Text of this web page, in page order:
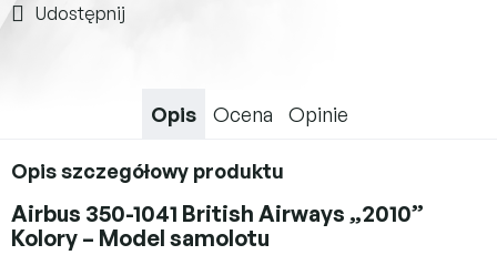
Udostępnij
Opis Ocena Opinie
Opis szczegółowy produktu
Airbus 350-1041 British Airways „2010”
Kolory – Model samolotu